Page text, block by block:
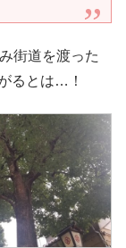
街道を渡った
るとは…！